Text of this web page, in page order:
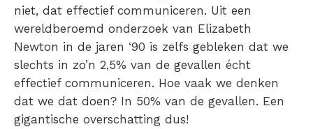
niet, dat effectief communiceren. Uit een
wereldberoemd onderzoek van Elizabeth
Newton in de jaren ‘90 is zelfs gebleken dat we
slechts in zo’n 2,5% van de gevallen écht
effectief communiceren. Hoe vaak we denken
dat we dat doen? In 50% van de gevallen. Een
gigantische overschatting dus!